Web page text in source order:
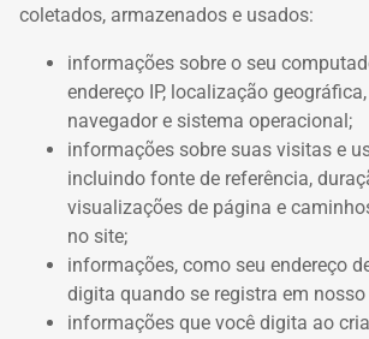
coletados, armazenados e usados:
informações sobre o seu
endereço IP, localização
navegador e sistema operacional;
informações sobre suas visitas e
incluindo fonte de referência,
visualizações de página e
no site;
informações, como seu endereço
digita quando se registra em nosso
informações que você digita ao